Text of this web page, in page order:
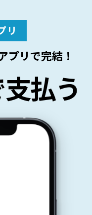
リ
プリで完結！
払う